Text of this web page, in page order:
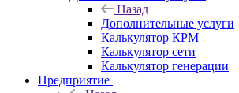
Назад
Дополнительные услуги
Калькулятор КРМ
Калькулятор сети
Калькулятор генерации
Предприятие